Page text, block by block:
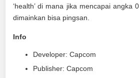
‘health’ di mana jika mencapai angka
dimainkan bisa pingsan.
Info
Developer: Capcom
Publisher: Capcom